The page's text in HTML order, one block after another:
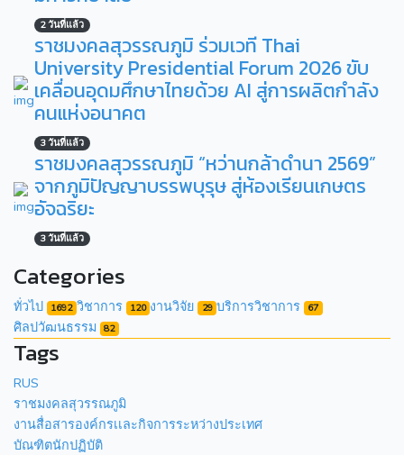
2 วันที่แล้ว
ราชมงคลสุวรรณภูมิ ร่วมเวที Thai
University Presidential Forum 2026 ขับ
เคลื่อนอุดมศึกษาไทยด้วย AI สู่การผลิตกำลัง
คนแห่งอนาคต
3 วันที่แล้ว
ราชมงคลสุวรรณภูมิ “หว่านกล้าดำนา 2569”
จากภูมิปัญญาบรรพบุรุษ สู่ห้องเรียนเกษตร
อัจฉริยะ
3 วันที่แล้ว
Categories
ทั่วไป 1692 วิชาการ 120 งานวิจัย 29 บริการวิชาการ 67
ศิลปวัฒนธรรม 82
Tags
RUS
ราชมงคลสุวรรณภูมิ
งานสื่อสารองค์กรเเละกิจการระหว่างประเทศ
บัณฑิตนักปฏิบัติ